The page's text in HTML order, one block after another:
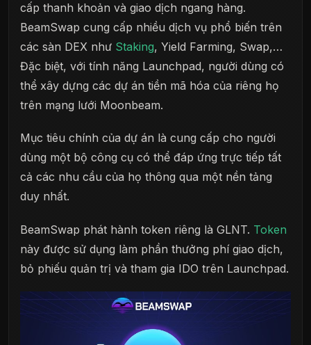
cấp thanh khoản và giao dịch ngang hàng.
BeamSwap cung cấp nhiều dịch vụ phổ biến trên
các sàn DEX như Staking, Yield Farming, Swap,…
Đặc biệt, với tính năng Launchpad, người dùng có
thể xây dựng các dự án tiền mã hóa của riêng họ
trên mạng lưới Moonbeam.
Mục tiêu chính của dự án là cung cấp cho người
dùng một bộ công cụ có thể đáp ứng trực tiếp tất
cả các nhu cầu của họ thông qua một nền tảng
duy nhất.
BeamSwap phát hành token riêng là GLNT. Token
này được sử dụng làm phần thưởng phí giao dịch,
bỏ phiếu quản trị và tham gia IDO trên Launchpad.